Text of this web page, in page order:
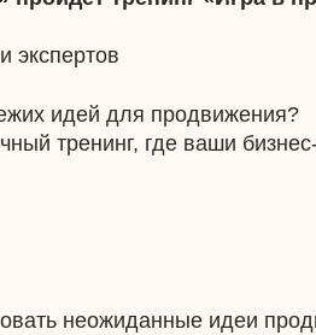
экспертов
идей для продвижения?
тренинг, где ваши
неожиданные идеи